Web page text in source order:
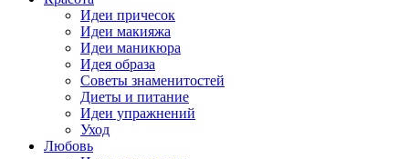
Идеи причесок
Идеи макияжа
Идеи маникюра
Идея образа
Советы знаменитостей
Диеты и питание
Идеи упражнений
Уход
Любовь